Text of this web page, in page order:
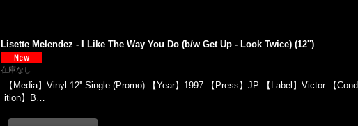
Lisette Melendez - I Like The Way You Do (b/w Get Up - Look Twice) (12'')
在庫なし
【Media】Vinyl 12'' Single (Promo) 【Year】1997 【Press】JP 【Label】Victor 【Cond
ition】B…